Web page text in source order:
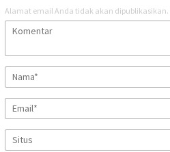
Alamat email Anda tidak akan dipublikasikan.